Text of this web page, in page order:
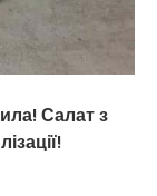
Салат з